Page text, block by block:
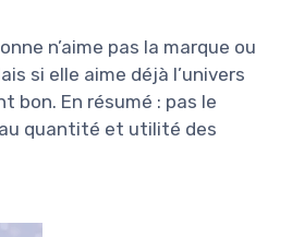
n’aime pas la marque ou
si elle aime déjà l’univers
bon. En résumé : pas le
quantité et utilité des